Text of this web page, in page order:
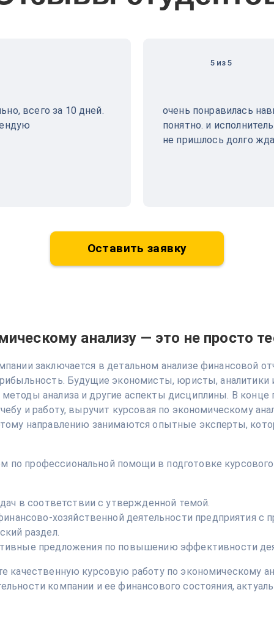
всего за 10 дней.
5 из 5
очень понравилась
понятно. и
не пришлось долго
Оставить заявку
анализу — это не просто
заключается в детальном анализе финансовой
Будущие экономисты, юристы, аналитики
анализа и другие аспекты дисциплины. В конце
и работу, выручит курсовая по экономическому
направлению занимаются опытные эксперты,
профессиональной помощи в подготовке
в соответствии с утвержденной темой.
хозяйственной деятельности предприятия
раздел.
предложения по повышению эффективности
качественную курсовую работу по экономическому
компании и ее финансового состояния,